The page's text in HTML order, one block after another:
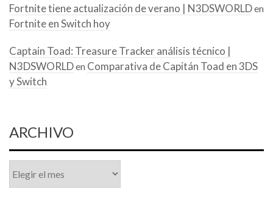
Fortnite tiene actualización de verano | N3DSWORLDen
Fortnite en Switch hoy
Captain Toad: Treasure Tracker análisis técnico |
N3DSWORLDen Comparativa de Capitán Toad en 3DS
y Switch
ARCHIVO